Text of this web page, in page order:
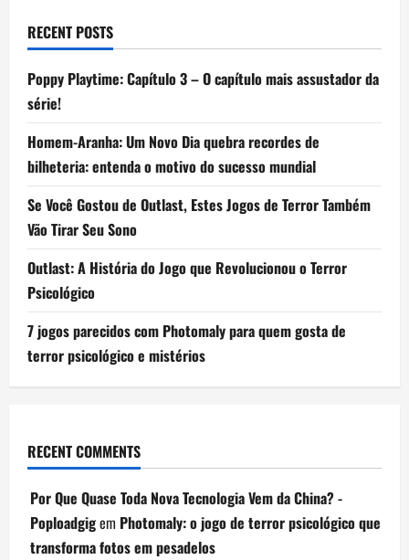
RECENT POSTS
Poppy Playtime: Capítulo 3 – O capítulo mais assustador da
série!
Homem-Aranha: Um Novo Dia quebra recordes de
bilheteria: entenda o motivo do sucesso mundial
Se Você Gostou de Outlast, Estes Jogos de Terror Também
Vão Tirar Seu Sono
Outlast: A História do Jogo que Revolucionou o Terror
Psicológico
7 jogos parecidos com Photomaly para quem gosta de
terror psicológico e mistérios
RECENT COMMENTS
Por Que Quase Toda Nova Tecnologia Vem da China? -
Poploadgigem Photomaly: o jogo de terror psicológico que
transforma fotos em pesadelos